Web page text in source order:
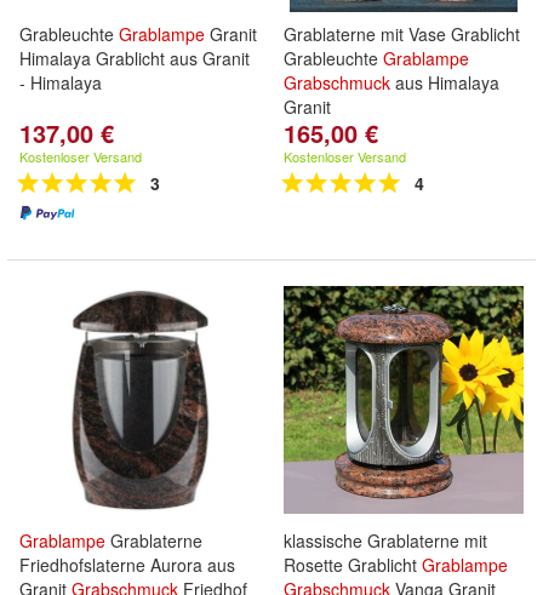
Grableuchte Grablampe Granit
Himalaya Grablicht aus Granit
- Himalaya
137,00 €
Kostenloser Versand
3
Grablaterne mit Vase Grablicht
Grableuchte Grablampe
Grabschmuck aus Himalaya
Granit
165,00 €
Kostenloser Versand
4
Grablampe Grablaterne
Friedhofslaterne Aurora aus
Granit Grabschmuck Friedhof
klassische Grablaterne mit
Rosette Grablicht Grablampe
Grabschmuck Vanga Granit